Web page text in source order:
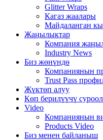
Glitter Wraps
Кагаз жаалары
Майдаланган
Жаңылыктар
Компания
Industry News
Биз жөнүндө
Компаниянын
Trust Pass
Жүктөп алуу
Көп берилүүчү
Video
Компаниянын
Products Video
Биз менен байланыш